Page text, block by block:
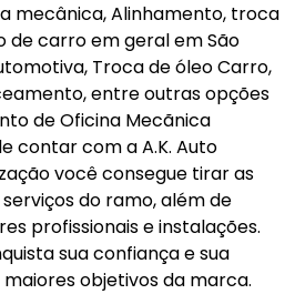
mecânica, Alinhamento, troca
de carro em geral em São
Troca de óleo Carro,
entre outras opções
de Oficina Mecãnica
contar com a A.K. Auto
você consegue tirar as
do ramo, além de
profissionais e instalações.
sua confiança e sua
objetivos da marca.